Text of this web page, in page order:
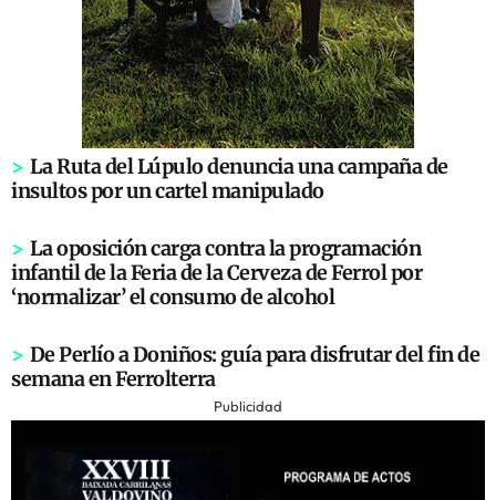
> La Ruta del Lúpulo denuncia una campaña de
insultos por un cartel manipulado
> La oposición carga contra la programación
infantil de la Feria de la Cerveza de Ferrol por
‘normalizar’ el consumo de alcohol
> De Perlío a Doniños: guía para disfrutar del fin de
semana en Ferrolterra
Publicidad